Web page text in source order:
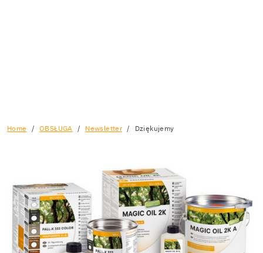
Home OBSŁUGA Newsletter Dziękujemy